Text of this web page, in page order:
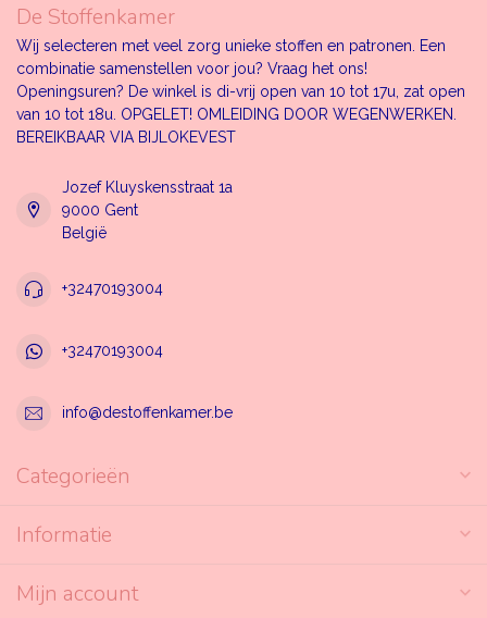
De Stoffenkamer
Wij selecteren met veel zorg unieke stoffen en patronen. Een
combinatie samenstellen voor jou? Vraag het ons!
Openingsuren? De winkel is di-vrij open van 10 tot 17u, zat open
van 10 tot 18u. OPGELET! OMLEIDING DOOR WEGENWERKEN.
BEREIKBAAR VIA BIJLOKEVEST
Jozef Kluyskensstraat 1a
9000 Gent
België
+32470193004
+32470193004
info@destoffenkamer.be
Categorieën
Informatie
Mijn account